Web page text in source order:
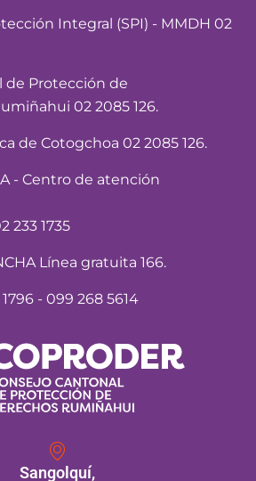
Integral (SPI) - MMDH 02
de Protección de
02 2085 126.
de Cotogchoa 02 2085 126.
- Centro de atención
233 1735
Línea gratuita 166.
- 099 268 5614
Sangolquí,